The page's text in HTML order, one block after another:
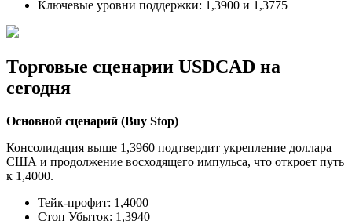
Ключевые уровни поддержки: 1,3900 и 1,3775
Торговые сценарии USDCAD на
сегодня
Основной сценарий (Buy Stop)
Консолидация выше 1,3960 подтвердит укрепление доллара
США и продолжение восходящего импульса, что откроет путь
к 1,4000.
Тейк-профит: 1,4000
Стоп Убыток: 1,3940